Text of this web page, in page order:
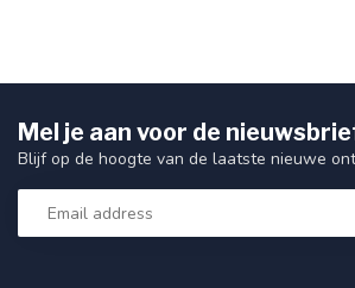
Mel je aan voor de
Blijf op de hoogte van de laatste nieuwe